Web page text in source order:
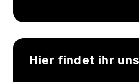
Hier findet ihr uns